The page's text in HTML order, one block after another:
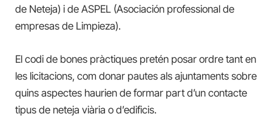
de Neteja) i de ASPEL (Asociación professional de
empresas de Limpieza).
El codi de bones pràctiques pretén posar ordre tant en
les licitacions, com donar pautes als ajuntaments sobre
quins aspectes haurien de formar part d’un contacte
tipus de neteja viària o d’edificis.